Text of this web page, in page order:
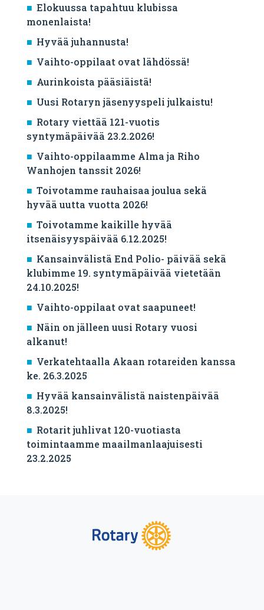
Elokuussa tapahtuu klubissa
monenlaista!
Hyvää juhannusta!
Vaihto-oppilaat ovat lähdössä!
Aurinkoista pääsiäistä!
Uusi Rotaryn jäsenyyspeli julkaistu!
Rotary viettää 121-vuotis
syntymäpäivää 23.2.2026!
Vaihto-oppilaamme Alma ja Riho
Wanhojen tanssit 2026!
Toivotamme rauhaisaa joulua sekä
hyvää uutta vuotta 2026!
Toivotamme kaikille hyvää
itsenäisyyspäivää 6.12.2025!
Kansainvälistä End Polio- päivää sekä
klubimme 19. syntymäpäivää vietetään
24.10.2025!
Vaihto-oppilaat ovat saapuneet!
Näin on jälleen uusi Rotary vuosi
alkanut!
Verkatehtaalla Akaan rotareiden kanssa
ke. 26.3.2025
Hyvää kansainvälistä naistenpäivää
8.3.2025!
Rotarit juhlivat 120-vuotiasta
toimintaamme maailmanlaajuisesti
23.2.2025